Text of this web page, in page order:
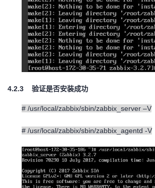
4.2.3 验证是否安装成功
# /usr/local/zabbix/sbin/zabbix_server –V
# /usr/local/zabbix/sbin/zabbix_agentd -V